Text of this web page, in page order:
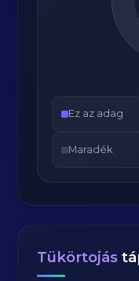
Ez az adag
Maradék
Tükörtojás